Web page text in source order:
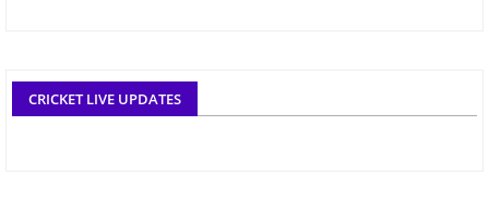
CRICKET LIVE UPDATES